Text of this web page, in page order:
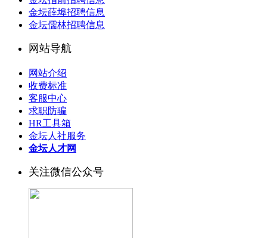
金坛薛埠招聘信息
金坛儒林招聘信息
网站导航
网站介绍
收费标准
客服中心
求职防骗
HR工具箱
金坛人社服务
金坛人才网
关注微信公众号